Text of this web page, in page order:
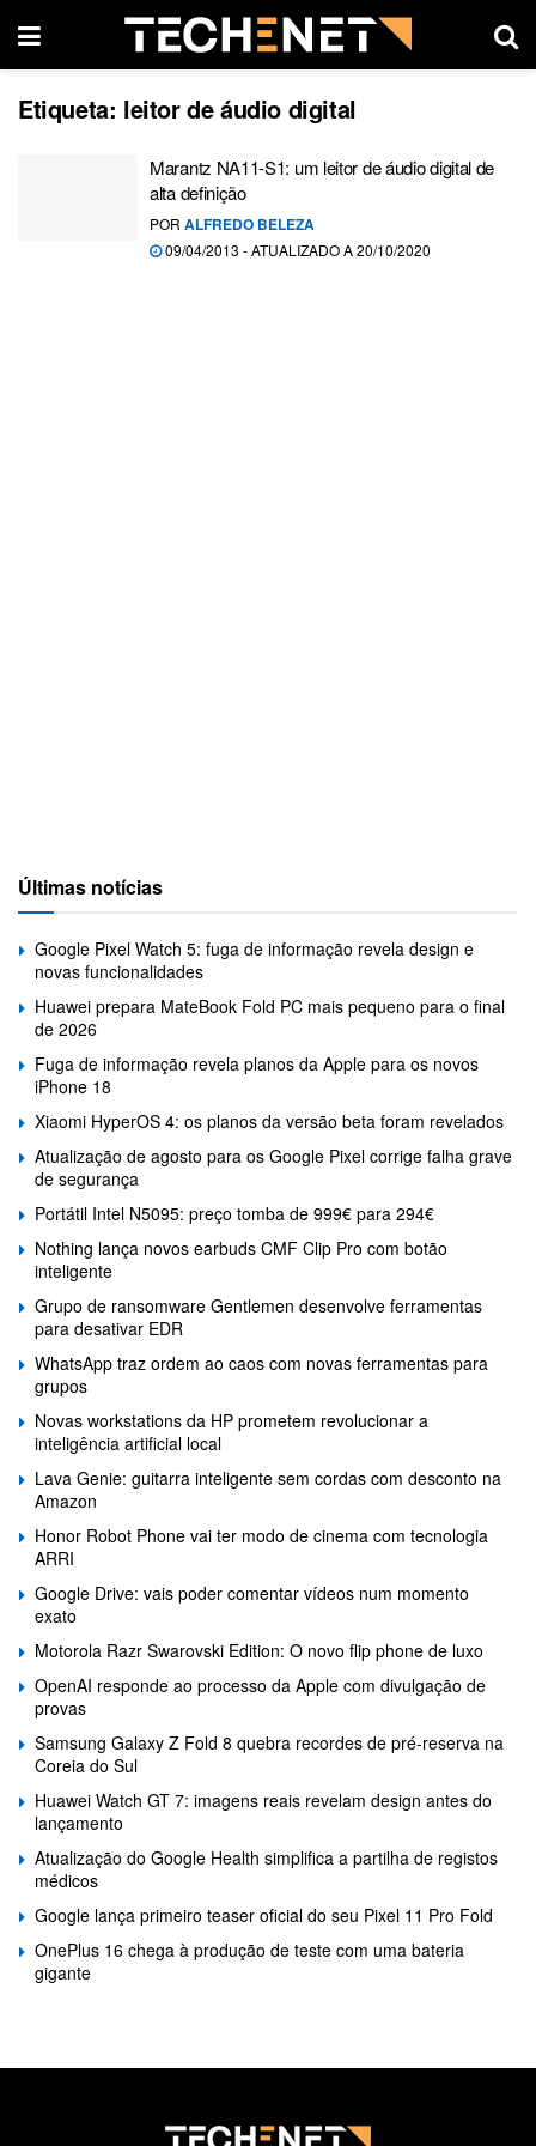
Etiqueta: leitor de áudio digital
Marantz NA11-S1: um leitor de áudio digital de
alta definição
POR ALFREDO BELEZA
09/04/2013 - ATUALIZADO A 20/10/2020
Últimas notícias
Google Pixel Watch 5: fuga de informação revela design e
novas funcionalidades
Huawei prepara MateBook Fold PC mais pequeno para o final
de 2026
Fuga de informação revela planos da Apple para os novos
iPhone 18
Xiaomi HyperOS 4: os planos da versão beta foram revelados
Atualização de agosto para os Google Pixel corrige falha grave
de segurança
Portátil Intel N5095: preço tomba de 999€ para 294€
Nothing lança novos earbuds CMF Clip Pro com botão
inteligente
Grupo de ransomware Gentlemen desenvolve ferramentas
para desativar EDR
WhatsApp traz ordem ao caos com novas ferramentas para
grupos
Novas workstations da HP prometem revolucionar a
inteligência artificial local
Lava Genie: guitarra inteligente sem cordas com desconto na
Amazon
Honor Robot Phone vai ter modo de cinema com tecnologia
ARRI
Google Drive: vais poder comentar vídeos num momento
exato
Motorola Razr Swarovski Edition: O novo flip phone de luxo
OpenAI responde ao processo da Apple com divulgação de
provas
Samsung Galaxy Z Fold 8 quebra recordes de pré-reserva na
Coreia do Sul
Huawei Watch GT 7: imagens reais revelam design antes do
lançamento
Atualização do Google Health simplifica a partilha de registos
médicos
Google lança primeiro teaser oficial do seu Pixel 11 Pro Fold
OnePlus 16 chega à produção de teste com uma bateria
gigante